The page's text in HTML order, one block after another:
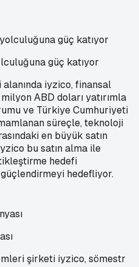
güç katıyor
iyzico, finansal
ABD doları yatırımla
ve Türkiye Cumhuriyeti
süreçle, teknoloji
en büyük satın
bu satın alma ile
hedefi
hedefliyor.
şirketi iyzico, sömestr